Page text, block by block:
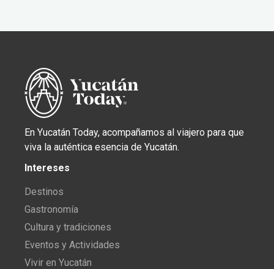
En Yucatán Today, acompañamos al viajero para que
viva la auténtica esencia de Yucatán.
Intereses
Destinos
Gastronomía
Cultura y tradiciones
Eventos y Actividades
Vivir en Yucatán